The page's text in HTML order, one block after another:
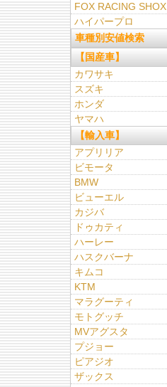
FOX RACING SHOX
ハイパープロ
車種別安値検索
【国産車】
カワサキ
スズキ
ホンダ
ヤマハ
【輸入車】
アプリリア
ビモータ
BMW
ビューエル
カジバ
ドゥカティ
ハーレー
ハスクバーナ
キムコ
KTM
マラグーティ
モトグッチ
MVアグスタ
プジョー
ピアジオ
ザックス